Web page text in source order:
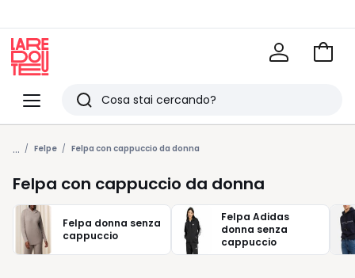
Menu
Redoute
Ricerca
Ultimi
articoli
visti
Vai
... Felpe Felpa con cappuccio da donna
Felpa con cappuccio da donna
Felpa donna senza
cappuccio
Felpa Adidas
donna senza
cappuccio